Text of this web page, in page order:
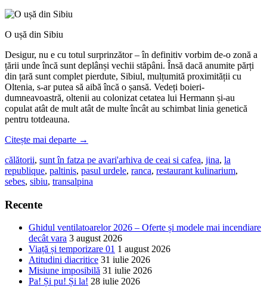
O ușă din Sibiu
Desigur, nu e cu totul surprinzător – în definitiv vorbim de-o zonă a
țării unde încă sunt deplânși vechii stăpâni. Însă dacă anumite părți
din țară sunt complet pierdute, Sibiul, mulțumită proximității cu
Oltenia, s-ar putea să aibă încă o șansă. Vedeți boieri-
dumneavoastră, oltenii au colonizat cetatea lui Hermann și-au
copulat atât de mult atât de multe încât au schimbat linia genetică
pentru totdeauna.
Citește mai departe →
călătorii, sunt în fatza pe avari'arhiva de ceai si cafea, jina, la
republique, paltinis, pasul urdele, ranca, restaurant kulinarium,
sebes, sibiu, transalpina
Recente
Ghidul ventilatoarelor 2026 – Oferte și modele mai incendiare
decât vara 3 august 2026
Viață și temporizare 01 1 august 2026
Atitudini diacritice 31 iulie 2026
Misiune imposibilă 31 iulie 2026
Pa! Și pu! Și la! 28 iulie 2026